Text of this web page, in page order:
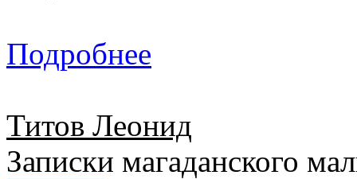
Подробнее
Титов Леонид
Записки магаданского